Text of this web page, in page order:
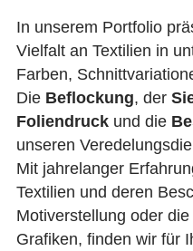
In unserem Portfolio
Vielfalt an Textilien in
Farben,
Die Beflockung, der
Foliendruckund die
unseren
Mit jahrelanger
Textilien und deren
Motiverstellung oder
Grafiken, finden wir für